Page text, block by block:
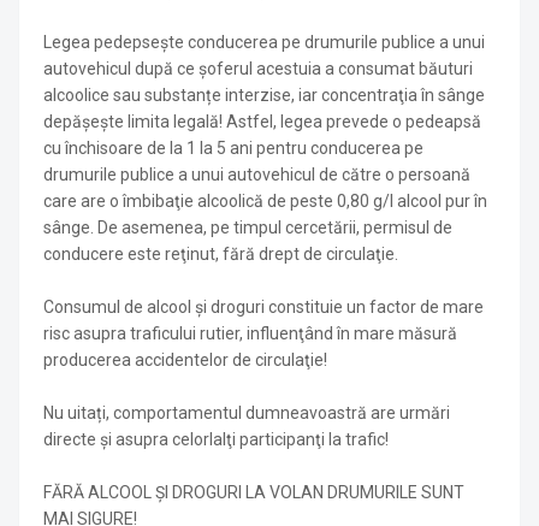
Legea pedepseşte conducerea pe drumurile publice a unui
autovehicul după ce şoferul acestuia a consumat băuturi
alcoolice sau substanțe interzise, iar concentraţia în sânge
depăşeşte limita legală! Astfel, legea prevede o pedeapsă
cu închisoare de la 1 la 5 ani pentru conducerea pe
drumurile publice a unui autovehicul de către o persoană
care are o îmbibaţie alcoolică de peste 0,80 g/l alcool pur în
sânge. De asemenea, pe timpul cercetării, permisul de
conducere este reţinut, fără drept de circulaţie.
Consumul de alcool și droguri constituie un factor de mare
risc asupra traficului rutier, influenţând în mare măsură
producerea accidentelor de circulaţie!
Nu uitați, comportamentul dumneavoastră are urmări
directe şi asupra celorlalţi participanţi la trafic!
FĂRĂ ALCOOL ȘI DROGURI LA VOLAN DRUMURILE SUNT
MAI SIGURE!